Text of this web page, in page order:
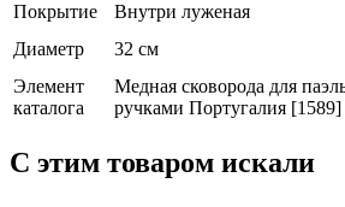
Покрытие
Внутри луженая
Диаметр
32 см
Элемент
каталога
Медная сковорода для
ручками Португалия [1589]
C этим товаром искали